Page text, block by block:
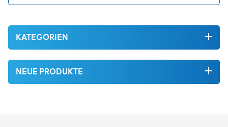
KATEGORIEN
NEUE PRODUKTE